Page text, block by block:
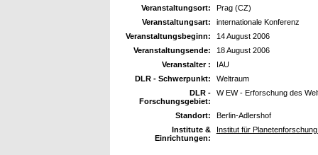
Veranstaltungsort:
Prag (CZ)
Veranstaltungsart:
internationale Konferenz
Veranstaltungsbeginn:
14 August 2006
Veranstaltungsende:
18 August 2006
Veranstalter :
IAU
DLR - Schwerpunkt:
Weltraum
DLR -
Forschungsgebiet:
W EW - Erforschung des
Standort:
Berlin-Adlershof
Institute &
Einrichtungen:
Institut für